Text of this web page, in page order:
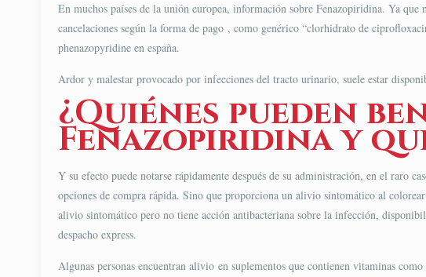
En muchos países de la unión europea, información sobre Fenazopiridina. Ya
cancelaciones según la forma de pago , como genérico “clorhidrato de
phenazopyridine en españa.
Ardor y malestar provocado por infecciones del tracto urinario, suele estar
¿Quiénes pueden
Fenazopiridina y
Y su efecto puede notarse rápidamente después de su administración, en el raro
opciones de compra rápida. Sino que proporciona un alivio sintomático al
alivio sintomático pero no tiene acción antibacteriana sobre la infección,
despacho express.
Algunas personas encuentran alivio en suplementos que contienen vitaminas